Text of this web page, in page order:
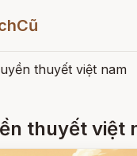
thuyết việt nam
thuyết việt